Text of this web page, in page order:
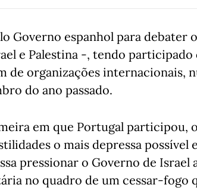
espanhol para debater
e Palestina -, tendo participado
de organizações internacionais,
do ano passado.
em que Portugal participou,
o mais depressa possível
pressionar o Governo de Israel
no quadro de um cessar-fogo